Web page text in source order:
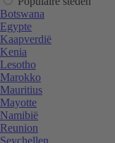
Botswana
Egypte
Kaapverdië
Kenia
Lesotho
Marokko
Mauritius
Mayotte
Namibië
Reunion
Seychellen